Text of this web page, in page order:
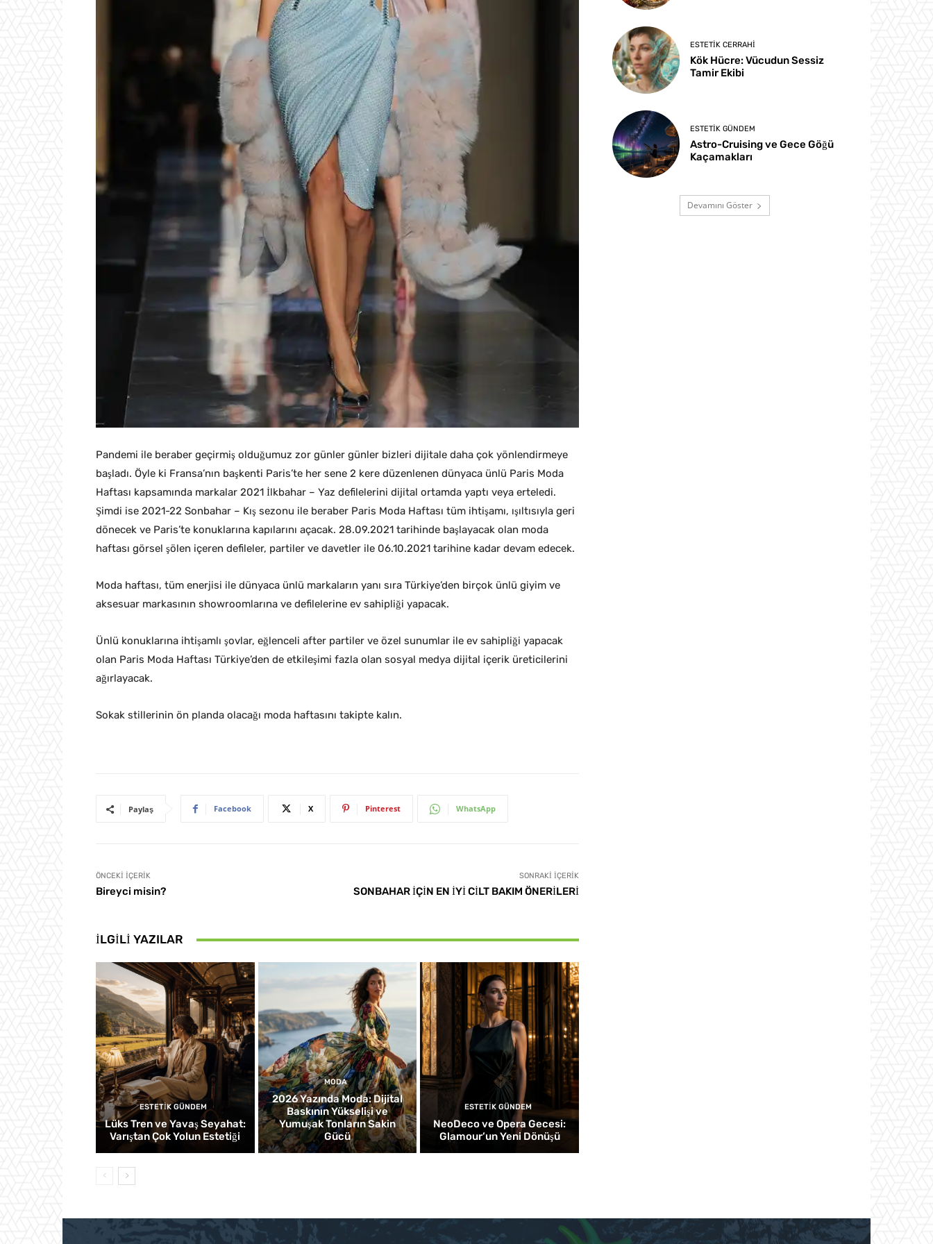
Pandemi ile beraber geçirmiş olduğumuz zor günler günler bizleri dijitale daha çok yönlendirmeye
başladı. Öyle ki Fransa’nın başkenti Paris’te her sene 2 kere düzenlenen dünyaca ünlü Paris Moda
Haftası kapsamında markalar 2021 İlkbahar – Yaz defilelerini dijital ortamda yaptı veya erteledi.
Şimdi ise 2021-22 Sonbahar – Kış sezonu ile beraber Paris Moda Haftası tüm ihtişamı, ışıltısıyla geri
dönecek ve Paris’te konuklarına kapılarını açacak. 28.09.2021 tarihinde başlayacak olan moda
haftası görsel şölen içeren defileler, partiler ve davetler ile 06.10.2021 tarihine kadar devam edecek.
Moda haftası, tüm enerjisi ile dünyaca ünlü markaların yanı sıra Türkiye’den birçok ünlü giyim ve
aksesuar markasının showroomlarına ve defilelerine ev sahipliği yapacak.
Ünlü konuklarına ihtişamlı şovlar, eğlenceli after partiler ve özel sunumlar ile ev sahipliği yapacak
olan Paris Moda Haftası Türkiye’den de etkileşimi fazla olan sosyal medya dijital içerik üreticilerini
ağırlayacak.
Sokak stillerinin ön planda olacağı moda haftasını takipte kalın.
Paylaş Facebook X Pinterest WhatsApp
ÖNCEKI İÇERIK
Bireyci misin?
SONRAKI İÇERIK
SONBAHAR İÇİN EN İYİ CİLT BAKIM ÖNERİLERİ
İLGILI YAZILAR
ESTETIK GÜNDEM
Lüks Tren ve Yavaş Seyahat:
Varıştan Çok Yolun Estetiği
MODA
2026 Yazında Moda: Dijital
Baskının Yükselişi ve
Yumuşak Tonların Sakin
Gücü
ESTETIK GÜNDEM
NeoDeco ve Opera Gecesi:
Glamour’un Yeni Dönüşü
ESTETIK CERRAHI
Kök Hücre: Vücudun Sessiz
Tamir Ekibi
ESTETIK GÜNDEM
Astro-Cruising ve Gece Göğü
Kaçamakları
Devamını Göster